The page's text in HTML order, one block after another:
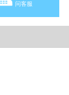
问客服